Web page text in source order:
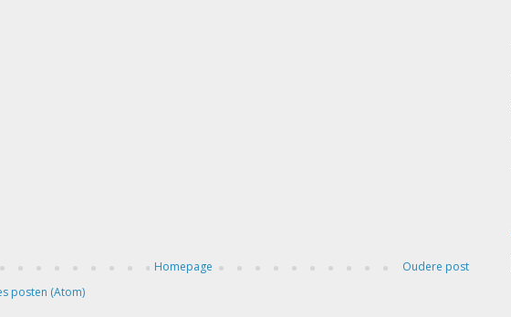
Oudere post
Homepage
posten (Atom)